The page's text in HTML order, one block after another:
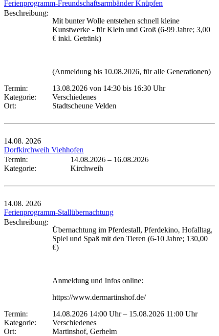
Ferienprogramm-Freundschaftsarmbänder Knüpfen
Beschreibung:
Mit bunter Wolle entstehen schnell kleine
Kunstwerke - für Klein und Groß (6-99 Jahre; 3,00
€ inkl. Getränk)
(Anmeldung bis 10.08.2026, für alle Generationen)
Termin:
13.08.2026 von 14:30 bis 16:30 Uhr
Kategorie:
Verschiedenes
Ort:
Stadtscheune Velden
14.08. 2026
Dorfkirchweih Viehhofen
Termin:
14.08.2026 – 16.08.2026
Kategorie:
Kirchweih
14.08. 2026
Ferienprogramm-Stallübernachtung
Beschreibung:
Übernachtung im Pferdestall, Pferdekino, Hofalltag,
Spiel und Spaß mit den Tieren (6-10 Jahre; 130,00
€)
Anmeldung und Infos online:
https://www.dermartinshof.de/
Termin:
14.08.2026 14:00 Uhr– 15.08.2026 11:00 Uhr
Kategorie:
Verschiedenes
Ort:
Martinshof, Gerhelm